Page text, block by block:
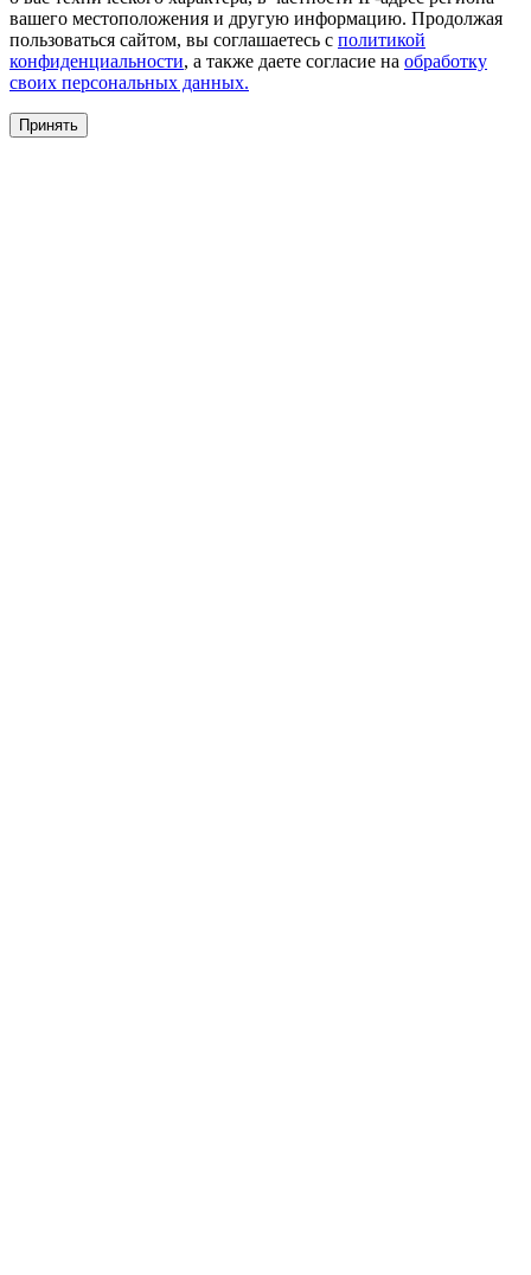
вашего местоположения и другую информацию. Продолжая
пользоваться сайтом, вы соглашаетесь с политикой
конфиденциальности, а также даете согласие на обработку
своих персональных данных.
Принять